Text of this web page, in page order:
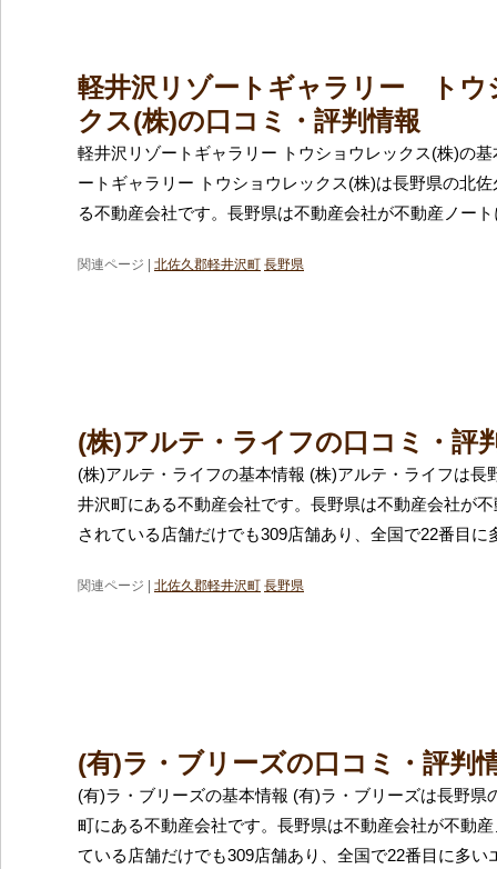
軽井沢リゾートギャラリー トウ
クス(株)の口コミ・評判情報
軽井沢リゾートギャラリー トウショウレックス(株)の
ートギャラリー トウショウレックス(株)は長野県の北
る不動産会社です。長野県は不動産会社が不動産ノー
関連ページ | 北佐久郡軽井沢町 長野県
(株)アルテ・ライフの口コミ・評
(株)アルテ・ライフの基本情報 (株)アルテ・ライフは長
井沢町にある不動産会社です。長野県は不動産会社が
されている店舗だけでも309店舗あり、全国で22番目に
関連ページ | 北佐久郡軽井沢町 長野県
(有)ラ・ブリーズの口コミ・評判
(有)ラ・ブリーズの基本情報 (有)ラ・ブリーズは長野県
町にある不動産会社です。長野県は不動産会社が不動
ている店舗だけでも309店舗あり、全国で22番目に多い